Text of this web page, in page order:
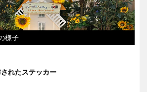
様子
れたステッカー